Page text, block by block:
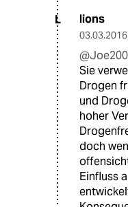
L lions
03.03.2016,
Sie
Drogen
und
hoher
doch
Einfluss